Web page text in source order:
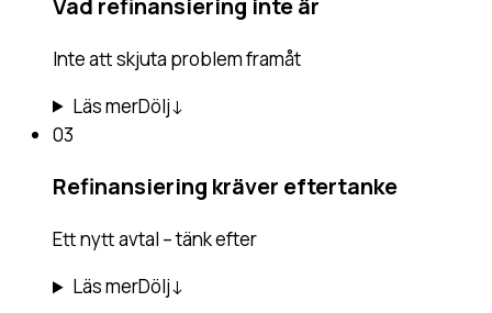
Inte att skjuta problem framåt
Läs merDölj↓
03
Refinansiering kräver eftertanke
Ett nytt avtal – tänk efter
Läs merDölj↓